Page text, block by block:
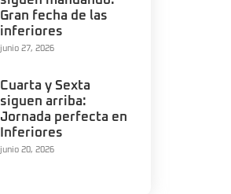
Gran fecha de las
inferiores
junio 27, 2026
Cuarta y Sexta
siguen arriba:
Jornada perfecta en
Inferiores
junio 20, 2026